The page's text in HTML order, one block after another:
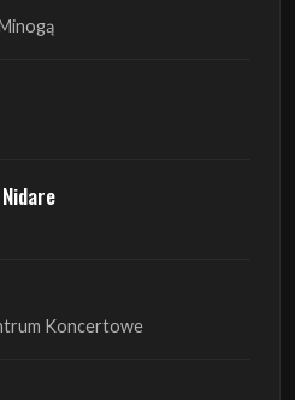
Koncertowe